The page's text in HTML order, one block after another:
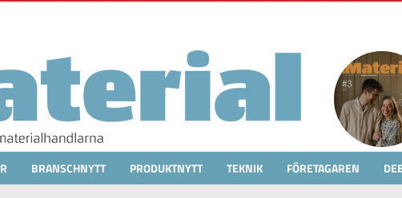
BRANSCHNYTT PRODUKTNYTT TEKNIK FÖRETAGAREN